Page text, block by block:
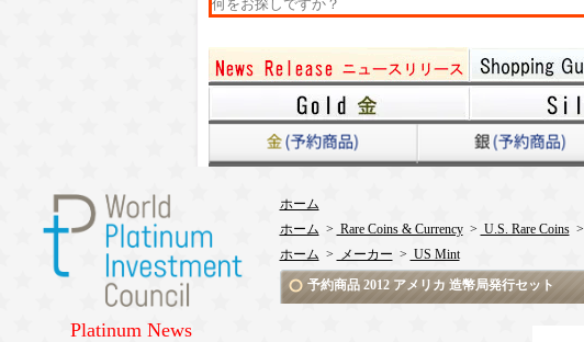
Platinum News
ホーム
ホーム > Rare Coins & Currency> U.S. Rare Coins>
ホーム > メーカー > US Mint
予約商品 2012 アメリカ 造幣局発行セット